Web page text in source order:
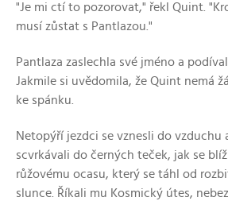
"Je mi ctí to pozorovat," řekl Quint.
musí zůstat s Pantlazou."
Pantlaza zaslechla své jméno a
Jakmile si uvědomila, že Quint nemá
ke spánku.
Netopýří jezdci se vznesli do vzduchu
scvrkávali do černých teček, jak se
růžovému ocasu, který se táhl od
slunce. Říkali mu Kosmický útes,